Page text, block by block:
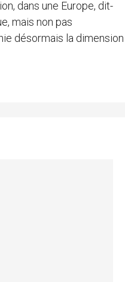
dans une Europe, dit-
mais non pas
désormais la dimension